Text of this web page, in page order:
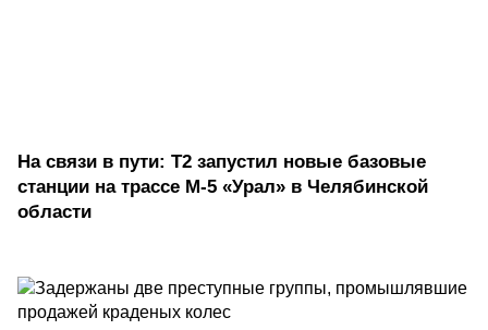
На связи в пути: Т2 запустил новые базовые
станции на трассе М-5 «Урал» в Челябинской
области